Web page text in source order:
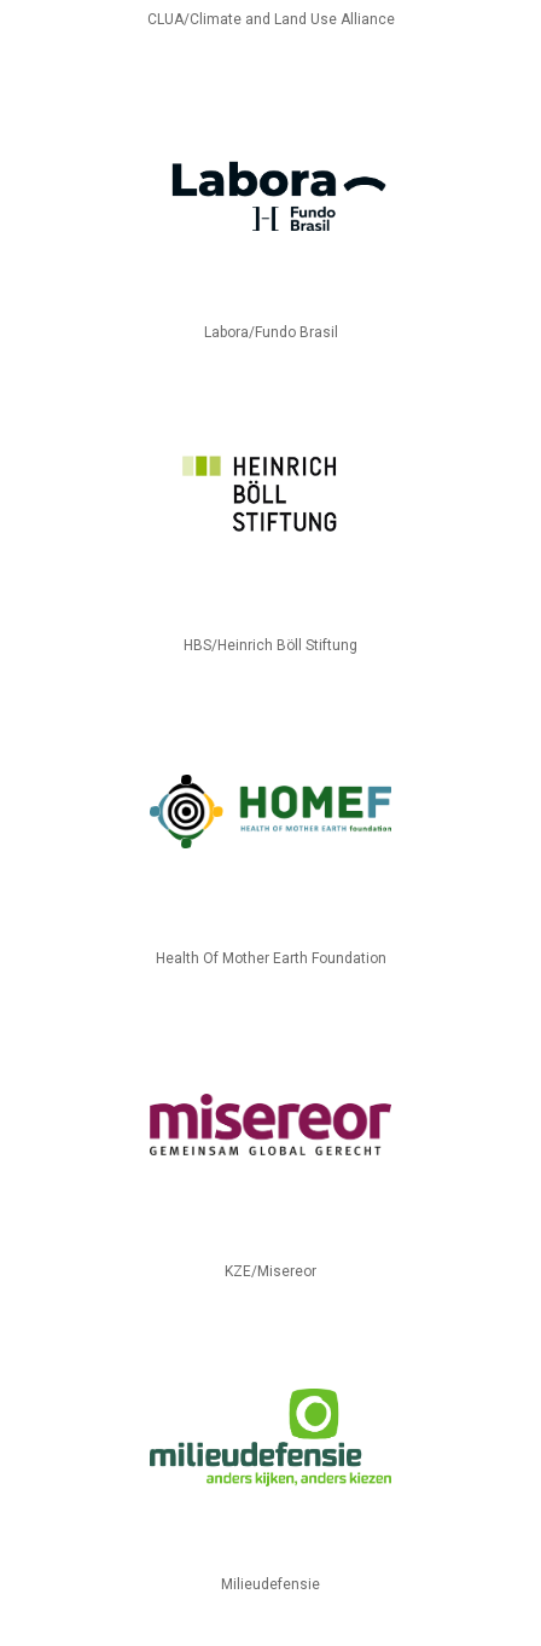
CLUA/Climate and Land Use Alliance
Labora/Fundo Brasil
HBS/Heinrich Böll Stiftung
Health Of Mother Earth Foundation
KZE/Misereor
Milieudefensie